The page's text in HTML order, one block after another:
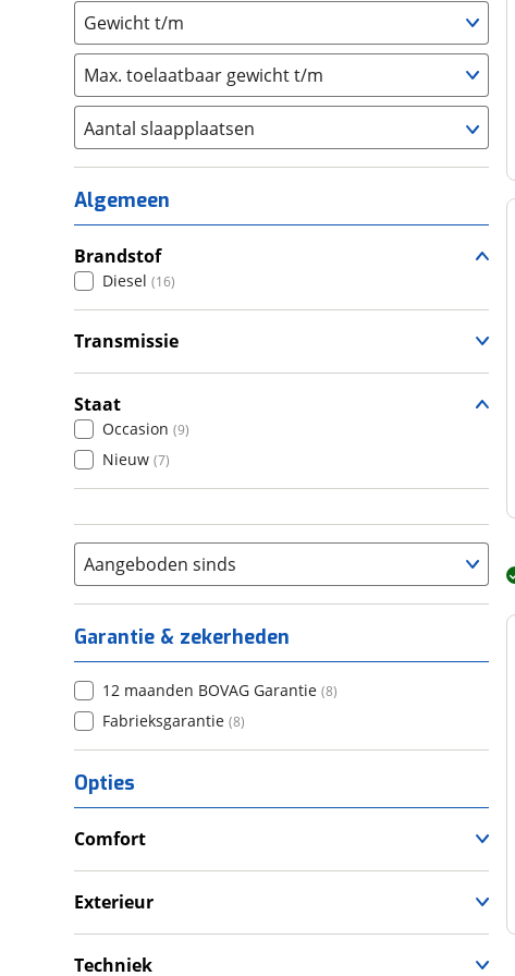
Gewicht t/m
Max. toelaatbaar gewicht t/m
Aantal slaapplaatsen
1 (0)
2 (10)
3 (5)
4 (0)
5 (1)
6+ (0)
Algemeen
Brandstof
Diesel (16)
Transmissie
Automatisch
Staat
Occasion (9)
Nieuw (7)
Aangeboden sinds
Garantie & zekerheden
12 maanden BOVAG Garantie (8)
Fabrieksgarantie (8)
Opties
Comfort
Verwarmde leefruimte
Exterieur
Fietsendrager
Techniek